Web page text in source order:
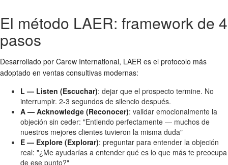
El método LAER: framework de 4
pasos
Desarrollado por Carew International, LAER es el protocolo más
adoptado en ventas consultivas modernas:
L — Listen (Escuchar): dejar que el prospecto termine. No
interrumpir. 2-3 segundos de silencio después.
A — Acknowledge (Reconocer): validar emocionalmente la
objeción sin ceder: "Entiendo perfectamente — muchos de
nuestros mejores clientes tuvieron la misma duda"
E — Explore (Explorar): preguntar para entender la objeción
real: "¿Me ayudarías a entender qué es lo que más te preocupa
de ese punto?"